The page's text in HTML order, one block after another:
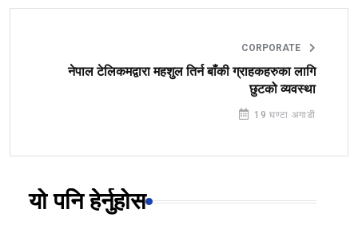
CORPORATE
नेपाल टेलिकमद्वारा महशुल तिर्न बाँकी ग्राहकहरुका लागि
छुटको व्यवस्था
19 घण्टा अगाडी
यो पनि हेर्नुहोस